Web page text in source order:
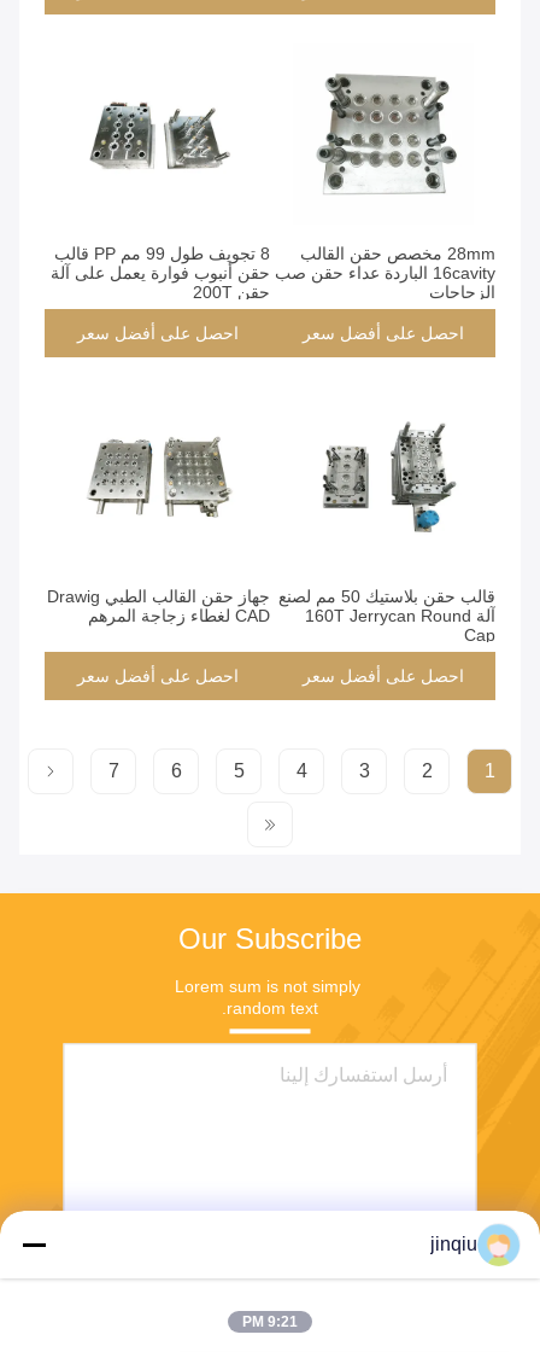
28mm مخصص حقن القالب
16cavity الباردة عداء حقن صب
الزجاجات
احصل على أفضل سعر
8 تجويف طول 99 مم PP قالب
حقن أنبوب فوارة يعمل على آلة
حقن 200T
احصل على أفضل سعر
قالب حقن بلاستيك 50 مم لصنع
آلة 160T Jerrycan Round
Cap
احصل على أفضل سعر
جهاز حقن القالب الطبي Drawig
CAD لغطاء زجاجة المرهم
احصل على أفضل سعر
1
2
3
4
5
6
7
Our Subscribe
Lorem sum is not simply
random text.
ارسل
jinqiu
9:21 PM